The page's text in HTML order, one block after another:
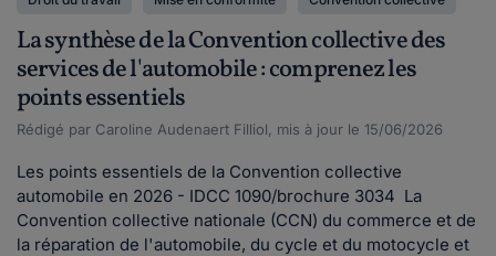
La synthèse de la Convention collective des
services de l'automobile : comprenez les
points essentiels
Rédigé par Caroline Audenaert Filliol, mis à jour le 15/06/2026
Les points essentiels de la Convention collective
automobile en 2026 - IDCC 1090/brochure 3034 La
Convention collective nationale (CCN) du commerce et de
la réparation de l'automobile, du cycle et du motocycle et